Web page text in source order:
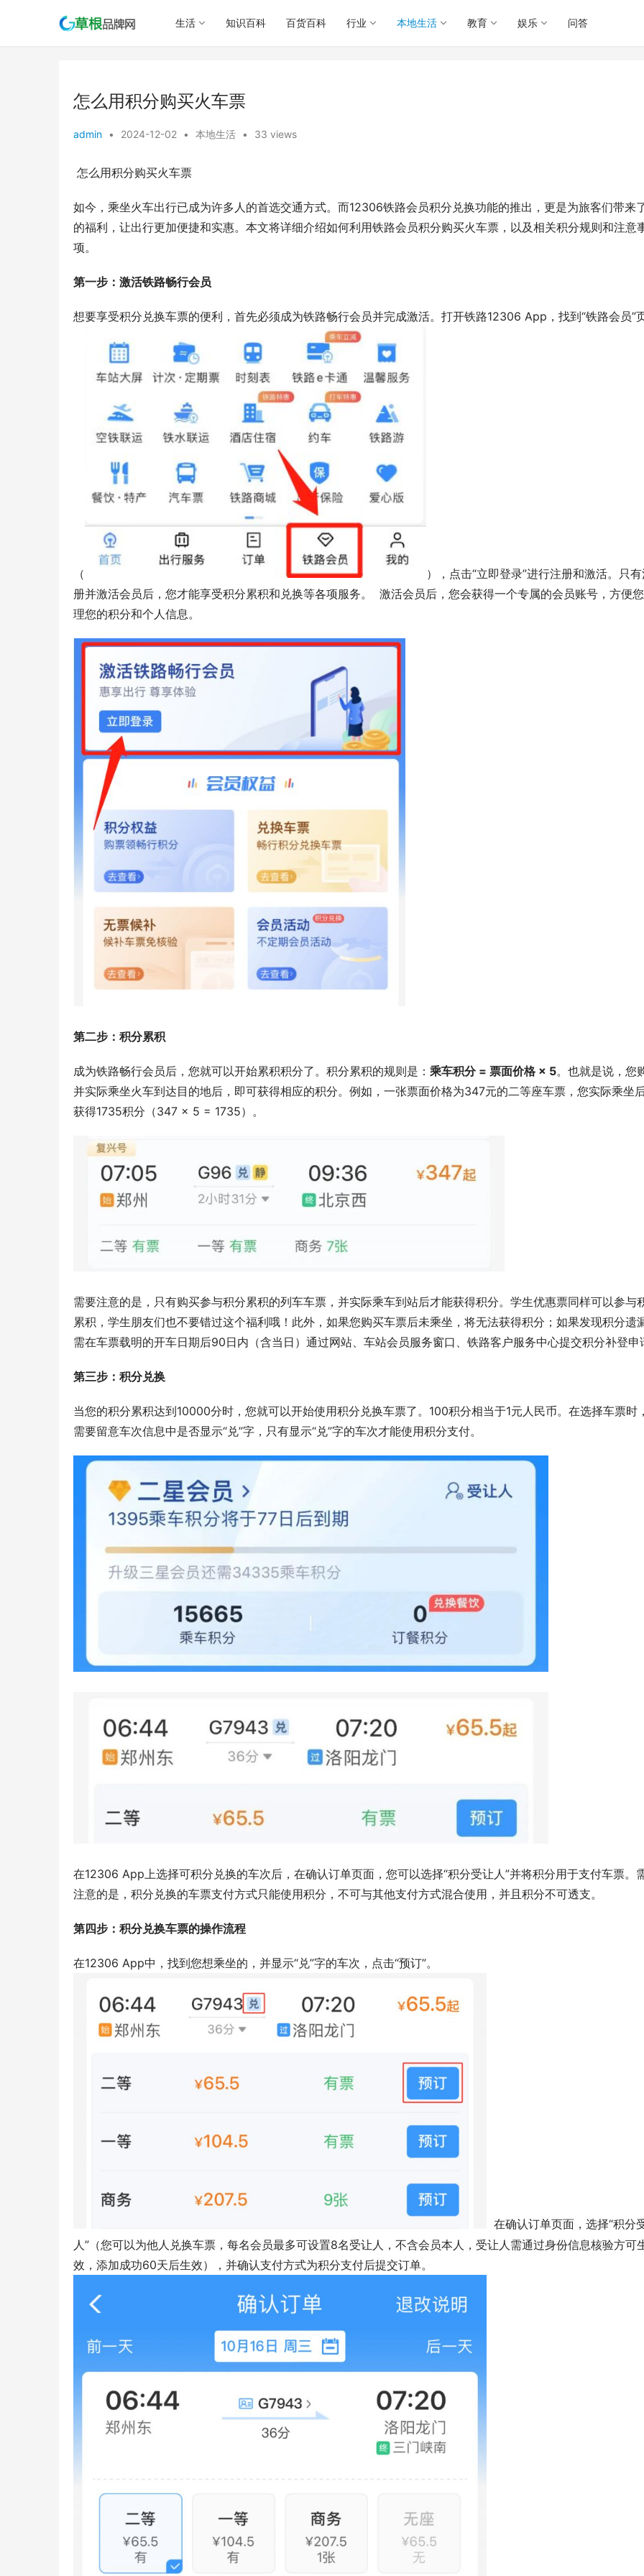
生活 知识百科 百货百科 行业 本地生活 教育 娱乐 问答
怎么用积分购买火车票
admin • 2024-12-02 • 本地生活 • 33 views
怎么用积分购买火车票
如今，乘坐火车出行已成为许多人的首选交通方式。而12306铁路会员积分兑换功能的推出，更是为旅客们带来
的福利，让出行更加便捷和实惠。本文将详细介绍如何利用铁路会员积分购买火车票，以及相关积分规则和注意
项。
第一步：激活铁路畅行会员
想要享受积分兑换车票的便利，首先必须成为铁路畅行会员并完成激活。打开铁路12306 App，找到“铁路会员”
（
），点击“立即登录”进行注册和激活。只
册并激活会员后，您才能享受积分累积和兑换等各项服务。  激活会员后，您会获得一个专属的会员账号，方便
理您的积分和个人信息。
第二步：积分累积
成为铁路畅行会员后，您就可以开始累积积分了。积分累积的规则是： 乘车积分 = 票面价格 × 5。也就是说，您
并实际乘坐火车到达目的地后，即可获得相应的积分。例如，一张票面价格为347元的二等座车票，您实际乘坐
获得1735积分（347 × 5 = 1735）。
需要注意的是，只有购买参与积分累积的列车车票，并实际乘车到站后才能获得积分。学生优惠票同样可以参与
累积，学生朋友们也不要错过这个福利哦！此外，如果您购买车票后未乘坐，将无法获得积分；如果发现积分遗
需在车票载明的开车日期后90日内（含当日）通过网站、车站会员服务窗口、铁路客户服务中心提交积分补登申
第三步：积分兑换
当您的积分累积达到10000分时，您就可以开始使用积分兑换车票了。100积分相当于1元人民币。在选择车票时
需要留意车次信息中是否显示“兑”字，只有显示“兑”字的车次才能使用积分支付。
在12306 App上选择可积分兑换的车次后，在确认订单页面，您可以选择“积分受让人”并将积分用于支付车票。
注意的是，积分兑换的车票支付方式只能使用积分，不可与其他支付方式混合使用，并且积分不可透支。
第四步：积分兑换车票的操作流程
在12306 App中，找到您想乘坐的，并显示“兑”字的车次，点击“预订”。
在确认订单页面，选择“积分
人”（您可以为他人兑换车票，每名会员最多可设置8名受让人，不含会员本人，受让人需通过身份信息核验方可
效，添加成功60天后生效），并确认支付方式为积分支付后提交订单。